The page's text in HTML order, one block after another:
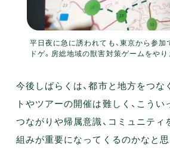
平日夜に急に誘われても、東京から参加
ドゲ。房総地域の獣害対策ゲームをやり
今後しばらくは、都市と地方をつな
トやツアーの開催は難しく、こうい
つながりや帰属意識、コミュニティ
組みが重要になってくるのかなと思